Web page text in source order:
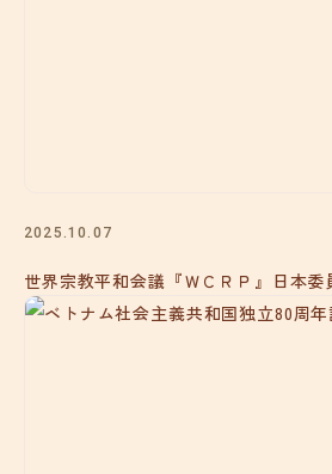
2025.10.07
世界宗教平和会議『ＷＣＲＰ』日本委